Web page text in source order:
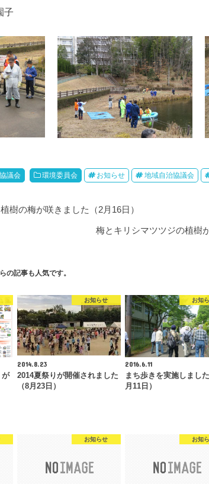
子
議会 環境委員会 お知らせ 地域自治協議会
樹の梅が咲きました（2月16日）
梅とキリシマツツジの植樹
の記事も人気です。
が
お知らせ
2014.8.23
2014夏祭りが開催されました
（8月23日）
お知
2016.6.11
まち歩きを実施しまし
月11日）
お知らせ お知